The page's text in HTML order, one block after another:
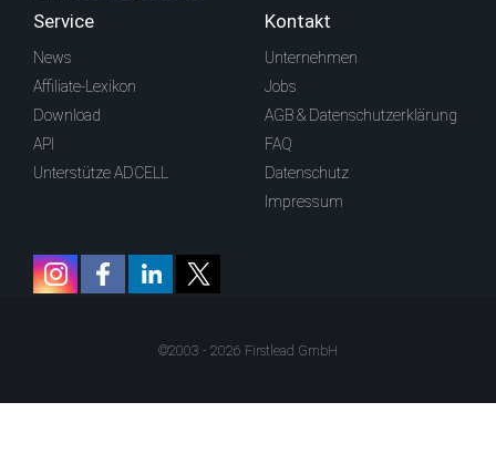
Service
News
Affiliate-Lexikon
Download
API
Unterstütze ADCELL
Kontakt
Unternehmen
Jobs
AGB & Datenschutzerklärung
FAQ
Datenschutz
Impressum
©2003 - 2026 Firstlead GmbH